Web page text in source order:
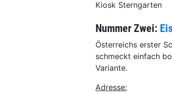
Kiosk Sterngarten
Nummer Zwei:
Österreichs erster
schmeckt einfach
Variante.
Adresse: